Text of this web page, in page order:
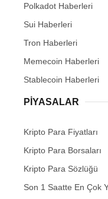
Polkadot Haberleri
Sui Haberleri
Tron Haberleri
Memecoin Haberleri
Stablecoin Haberleri
PIYASALAR
Kripto Para Fiyatları
Kripto Para Borsaları
Kripto Para Sözlüğü
Son 1 Saatte En Çok